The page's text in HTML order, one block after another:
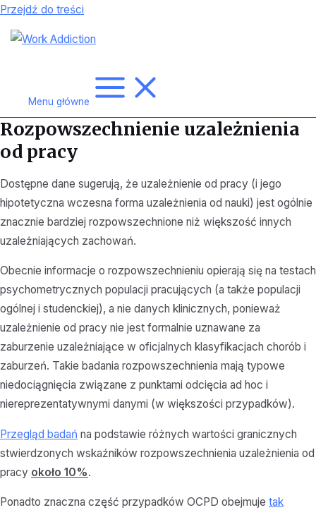
Przejdź do treści
Menu główne
Rozpowszechnienie uzależnienia
od pracy
Dostępne dane sugerują, że uzależnienie od pracy (i jego
hipotetyczna wczesna forma uzależnienia od nauki) jest ogólnie
znacznie bardziej rozpowszechnione niż większość innych
uzależniających zachowań.
Obecnie informacje o rozpowszechnieniu opierają się na testach
psychometrycznych populacji pracujących (a także populacji
ogólnej i studenckiej), a nie danych klinicznych, ponieważ
uzależnienie od pracy nie jest formalnie uznawane za
zaburzenie uzależniające w oficjalnych klasyfikacjach chorób i
zaburzeń. Takie badania rozpowszechnienia mają typowe
niedociągnięcia związane z punktami odcięcia ad hoc i
niereprezentatywnymi danymi (w większości przypadków).
Przegląd badań na podstawie różnych wartości granicznych
stwierdzonych wskaźników rozpowszechnienia uzależnienia od
pracy około 10%.
Ponadto znaczna część przypadków OCPD obejmuje tak